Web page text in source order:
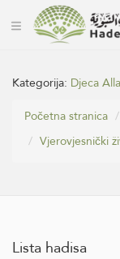
Kategorija: Djeca
Početna stranica
Vjerovjesnički
Lista hadisa